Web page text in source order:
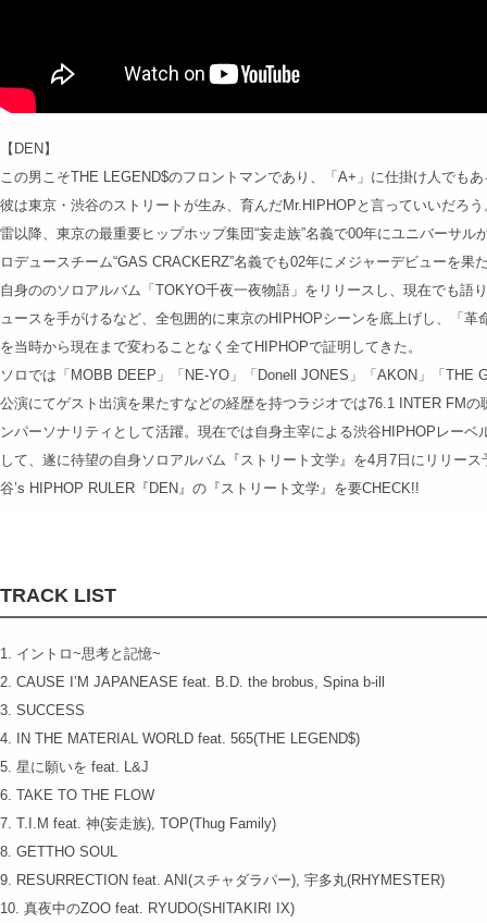
【DEN】
この男こそTHE LEGEND$のフロントマンであり、「A+」に仕掛け人でもあ
彼は東京・渋谷のストリートが生み、育んだMr.HIPHOPと言っていいだろう
雷以降、東京の最重要ヒップホップ集団“妄走族”名義で00年にユニバーサ
ロデュースチーム“GAS CRACKERZ”名義でも02年にメジャーデビューを果
自身ののソロアルバム「TOKYO千夜一夜物語」をリリースし、現在でも語
ュースを手がけるなど、全包囲的に東京のHIPHOPシーンを底上げし、「
を当時から現在まで変わることなく全てHIPHOPで証明してきた。
ソロでは「MOBB DEEP」「NE-YO」「Donell JONES」「AKON」「THE
公演にてゲスト出演を果たすなどの経歴を持つラジオでは76.1 INTER FMの
ンパーソナリティとして活躍。現在では自身主宰による渋谷HIPHOPレーベ
して、遂に待望の自身ソロアルバム『ストリート文学』を4月7日にリリー
谷’s HIPHOP RULER『DEN』の『ストリート文学』を要CHECK!!
TRACK LIST
1. イントロ~思考と記憶~
2. CAUSE I’M JAPANEASE feat. B.D. the brobus, Spina b-ill
3. SUCCESS
4. IN THE MATERIAL WORLD feat. 565(THE LEGEND$)
5. 星に願いを feat. L&J
6. TAKE TO THE FLOW
7. T.I.M feat. 神(妄走族), TOP(Thug Family)
8. GETTHO SOUL
9. RESURRECTION feat. ANI(スチャダラパー), 宇多丸(RHYMESTER)
10. 真夜中のZOO feat. RYUDO(SHITAKIRI IX)